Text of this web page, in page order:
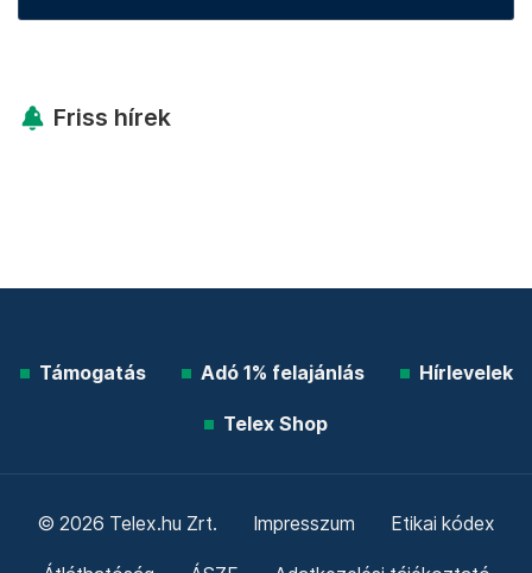
Friss hírek
Támogatás Adó 1% felajánlás Hírlevelek
Telex Shop
© 2026 Telex.hu Zrt. Impresszum Etikai kódex